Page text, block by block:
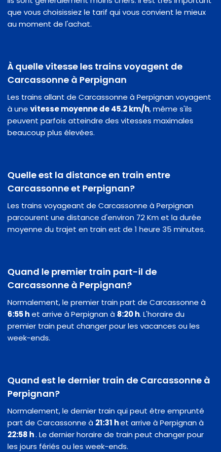
que vous choisissiez le tarif qui vous convient le mieux
au moment de l'achat.
À quelle vitesse les trains voyagent de
Carcassonne à Perpignan
Les trains allant de Carcassonne à Perpignan voyagent
à une vitesse moyenne de 45.2 km/h, même s'ils
peuvent parfois atteindre des vitesses maximales
beaucoup plus élevées.
Quelle est la distance en train entre
Carcassonne et Perpignan?
Les trains voyageant de Carcassonne à Perpignan
parcourent une distance d'environ 72 Km et la durée
moyenne du trajet en train est de 1 heure 35 minutes.
Quand le premier train part-il de
Carcassonne à Perpignan?
Normalement, le premier train part de Carcassonne à
6:55 het arrive à Perpignan à 8:20 h. L'horaire du
premier train peut changer pour les vacances ou les
week-ends.
Quand est le dernier train de Carcassonne à
Perpignan?
Normalement, le dernier train qui peut être emprunté
part de Carcassonne à 21:31 het arrive à Perpignan à
22:58 h. Le dernier horaire de train peut changer pour
les jours fériés ou les week-ends.